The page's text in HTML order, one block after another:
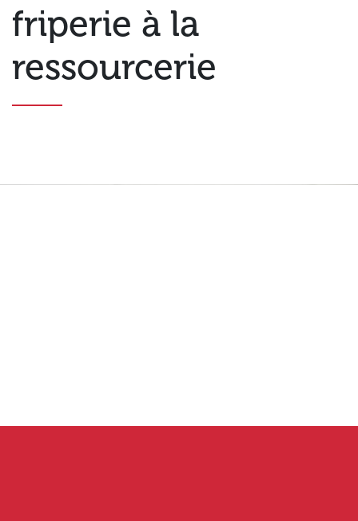
friperie à la
ressourcerie